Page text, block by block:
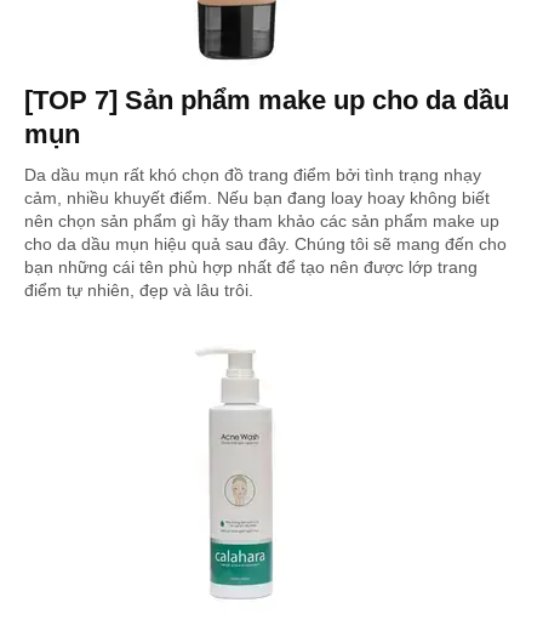
[TOP 7] Sản phẩm make up cho da dầu
mụn
Da dầu mụn rất khó chọn đồ trang điểm bởi tình trạng nhạy
cảm, nhiều khuyết điểm. Nếu bạn đang loay hoay không biết
nên chọn sản phẩm gì hãy tham khảo các sản phẩm make up
cho da dầu mụn hiệu quả sau đây. Chúng tôi sẽ mang đến cho
bạn những cái tên phù hợp nhất để tạo nên được lớp trang
điểm tự nhiên, đẹp và lâu trôi.